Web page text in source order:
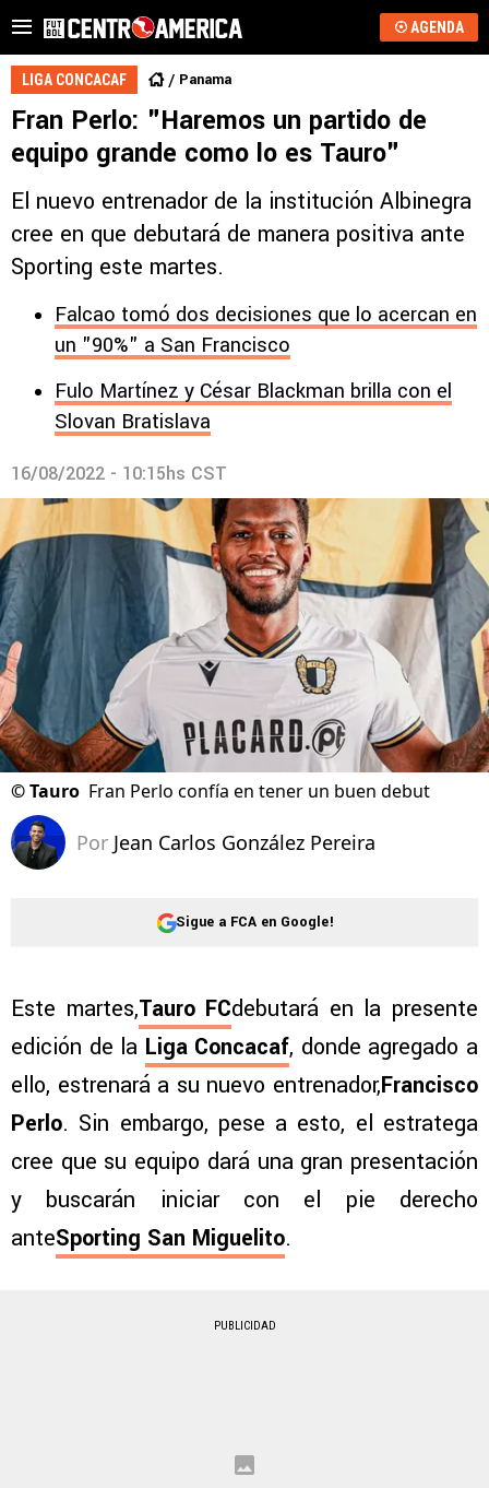
AGENDA
LIGA CONCACAF Panama
Fran Perlo: "Haremos un partido de
equipo grande como lo es Tauro"
El nuevo entrenador de la institución Albinegra
cree en que debutará de manera positiva ante
Sporting este martes.
Falcao tomó dos decisiones que lo acercan en
un "90%" a San Francisco
Fulo Martínez y César Blackman brilla con el
Slovan Bratislava
16/08/2022 - 10:15hs CST
©Tauro Fran Perlo confía en tener un buen debut
Por Jean Carlos González Pereira
Sigue a FCA en Google!
Este martes,Tauro FCdebutará en la presente
edición de la Liga Concacaf, donde agregado a
ello, estrenará a su nuevo entrenador,Francisco
Perlo. Sin embargo, pese a esto, el estratega
cree que su equipo dará una gran presentación
y buscarán iniciar con el pie derecho
anteSporting San Miguelito.
PUBLICIDAD